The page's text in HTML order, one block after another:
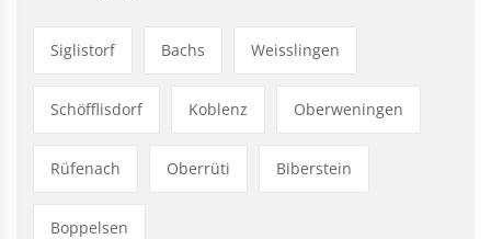
Siglistorf Bachs Weisslingen
Schöfflisdorf Koblenz Oberweningen
Rüfenach Oberrüti Biberstein
Boppelsen